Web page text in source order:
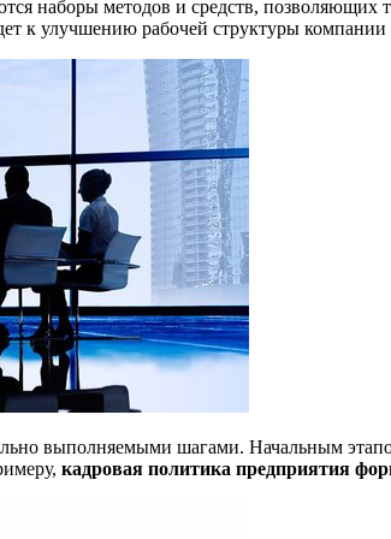
наборы методов и средств,
к улучшению рабочей структуры компании
выполняемыми шагами. Начальным
кадровая политика предприятия